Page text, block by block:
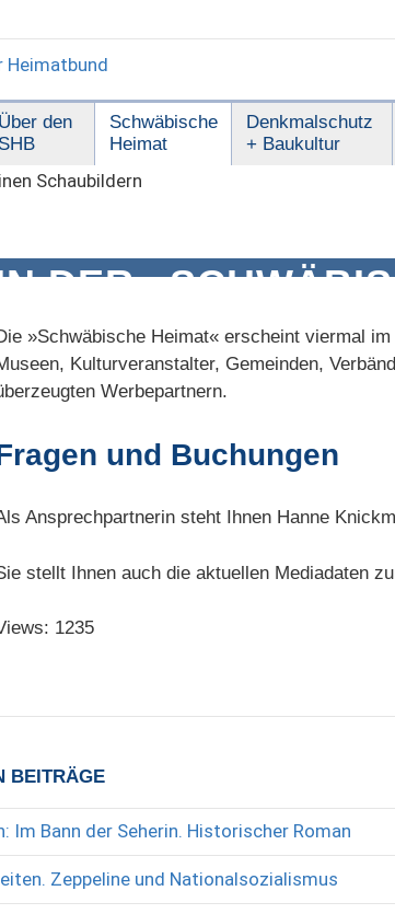
Über den
SHB
Schwäbische
Heimat
Denkmalschutz
+ Baukultur
DER
»Schwäbische Heimat« erscheint viermal
Kulturveranstalter, Gemeinden,
Werbepartnern.
und Buchungen
Ansprechpartnerin steht Ihnen Hanne
stellt Ihnen auch die aktuellen Mediadaten
1235
BEITRÄGE
Im Bann der Seherin. Historischer Roman
Zeppeline und Nationalsozialismus